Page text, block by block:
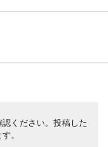
認ください。投稿した
。